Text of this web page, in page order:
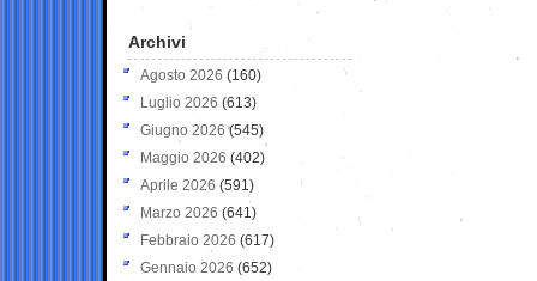
Archivi
Agosto 2026 (160)
Luglio 2026 (613)
Giugno 2026 (545)
Maggio 2026 (402)
Aprile 2026 (591)
Marzo 2026 (641)
Febbraio 2026 (617)
Gennaio 2026 (652)